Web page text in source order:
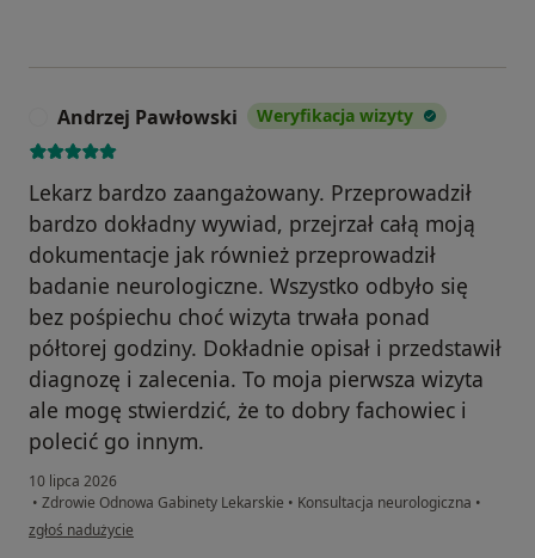
Andrzej Pawłowski Weryfikacja wizyty
Lekarz bardzo zaangażowany. Przeprowadził
bardzo dokładny wywiad, przejrzał całą moją
dokumentacje jak również przeprowadził
badanie neurologiczne. Wszystko odbyło się
bez pośpiechu choć wizyta trwała ponad
półtorej godziny. Dokładnie opisał i przedstawił
diagnozę i zalecenia. To moja pierwsza wizyta
ale mogę stwierdzić, że to dobry fachowiec i
polecić go innym.
10 lipca 2026
• Zdrowie Odnowa Gabinety Lekarskie • Konsultacja neurologiczna •
w opinii użytkownika Andrzej Pawłowski
zgłoś nadużycie